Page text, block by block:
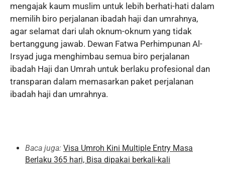
mengajak kaum muslim untuk lebih berhati-hati dalam
memilih biro perjalanan ibadah haji dan umrahnya,
agar selamat dari ulah oknum-oknum yang tidak
bertanggung jawab. Dewan Fatwa Perhimpunan Al-
Irsyad juga menghimbau semua biro perjalanan
ibadah Haji dan Umrah untuk berlaku profesional dan
transparan dalam memasarkan paket perjalanan
ibadah haji dan umrahnya.
Baca juga: Visa Umroh Kini Multiple Entry Masa
Berlaku 365 hari, Bisa dipakai berkali-kali